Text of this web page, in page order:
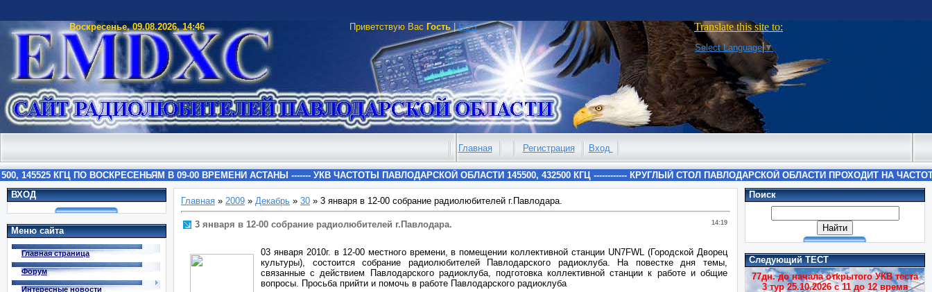
Воскресенье, 09.08.2026, 14:46 Приветствую Вас Гость|RSS Translate this site to:
Select Language ▼
Главная Регистрация Вход
ВХОД
Меню сайта
Главная страница
Форум
Интересные новости
Главная » 2009 » Декабрь » 30 » 3 января в 12-00 собрание радиолюбителей г.Павлодара.
14:19
3 января в 12-00 собрание радиолюбителей г.Павлодара.
03 января 2010г. в 12-00 местного времени, в помещении коллективной станции UN7FWL (Городской Дворец
культуры), состоится собрание радиолюбителей Павлодарского радиоклуба. На повестке дня темы,
связанные с действием Павлодарского радиоклуба, подготовка коллективной станции к работе и общие
вопросы. Просьба прийти и помочь в работе Павлодарского радиоклуба
Поиск
Следующий ТЕСТ
77дн. до начала открытого УКВ теста
3 тур 25.10.2026 с 11 до 12 время